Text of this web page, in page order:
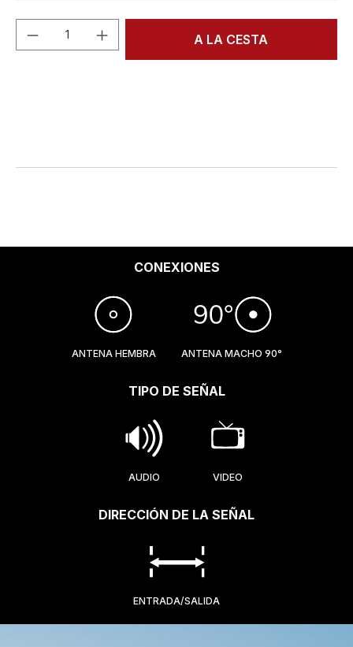
Cantidad del producto: introduce la
A LA CESTA
CONEXIONES
ANTENA HEMBRA ANTENA MACHO 90°
TIPO DE SEÑAL
AUDIO VIDEO
DIRECCIÓN DE LA SEÑAL
ENTRADA/SALIDA